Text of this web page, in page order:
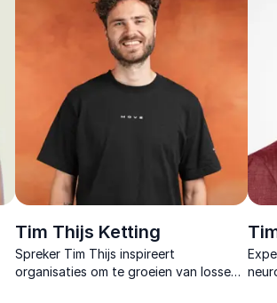
commerciële groei.
Tim Thijs Ketting
Spreker Tim Thijs inspireert
organisaties om te groeien van losse